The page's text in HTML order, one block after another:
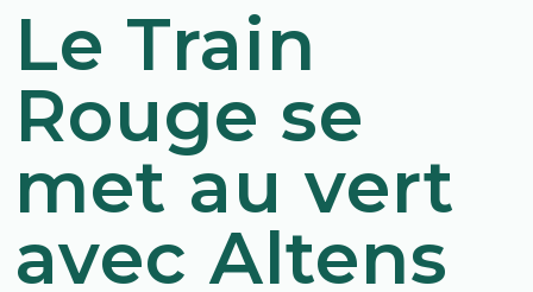
Le Train
Rouge se
met au vert
avec Altens